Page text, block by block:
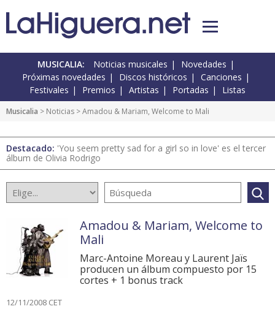
MUSICALIA: Noticias musicales
Novedades
Próximas novedades
Discos históricos
Canciones
Festivales
Premios Artistas Portadas Listas
Musicalia > Noticias > Amadou & Mariam, Welcome to Mali
Destacado: 'You seem pretty sad for a girl so in love' es el tercer
álbum de Olivia Rodrigo
Amadou & Mariam, Welcome to
Mali
Marc-Antoine Moreau y Laurent Jaïs
producen un álbum compuesto por 15
cortes + 1 bonus track
12/11/2008 CET